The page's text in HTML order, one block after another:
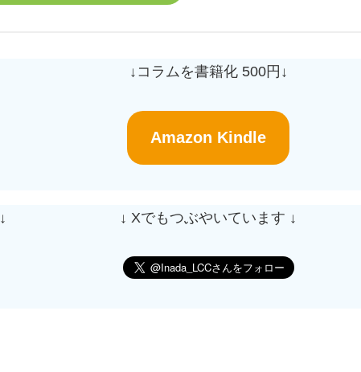
↓コラムを書籍化 500円↓
Amazon Kindle
↓ Xでもつぶやいています ↓